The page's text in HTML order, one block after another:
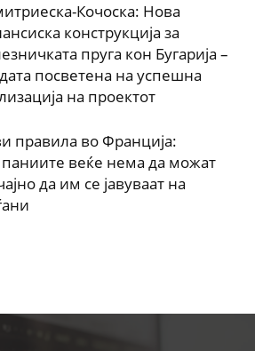
Кочоска: Нова
конструкција за
пруга кон Бугарија –
посветена на успешна
на проектот
правила во Франција:
веќе нема да можат
да им се јавуваат на